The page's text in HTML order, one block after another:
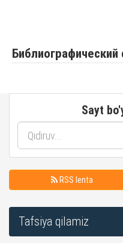
Библиографический
Sayt
RSS lenta
Tafsiya qilamiz